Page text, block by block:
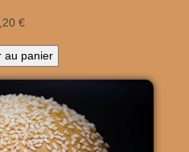
€
au panier